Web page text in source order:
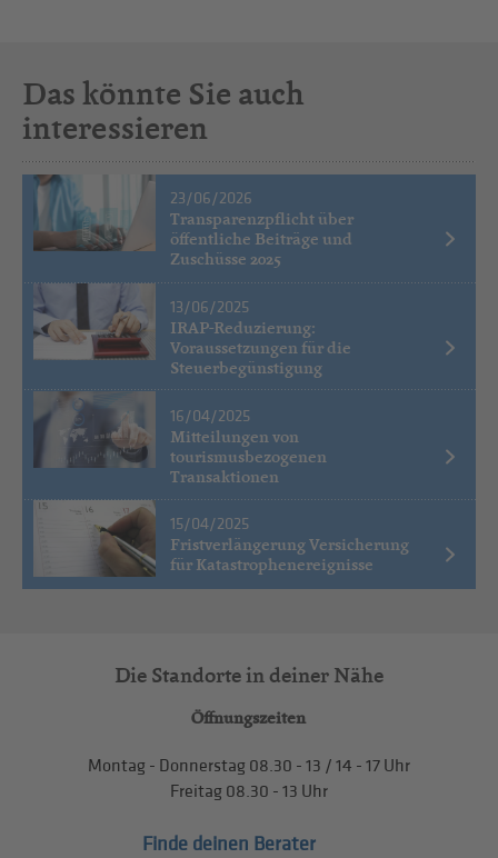
Das könnte Sie auch
interessieren
23/06/2026
Transparenzpflicht über
öffentliche Beiträge und
Zuschüsse 2025
13/06/2025
IRAP-Reduzierung:
Voraussetzungen für die
Steuerbegünstigung
16/04/2025
Mitteilungen von
tourismusbezogenen
Transaktionen
15/04/2025
Fristverlängerung Versicherung
für Katastrophenereignisse
Die Standorte in deiner Nähe
Öffnungszeiten
Montag - Donnerstag 08.30 - 13 / 14 - 17 Uhr
Freitag 08.30 - 13 Uhr
Finde deinen Berater